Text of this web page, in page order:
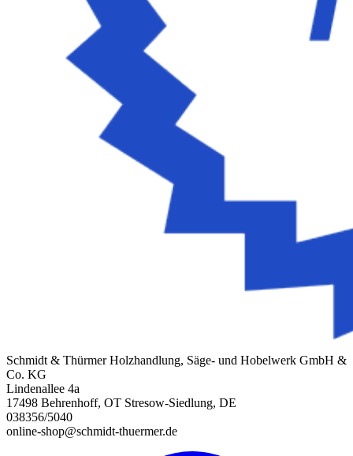
Schmidt & Thürmer Holzhandlung, Säge- und Hobelwerk GmbH &
Co. KG
Lindenallee 4a
17498 Behrenhoff, OT Stresow-Siedlung, DE
038356/5040
online-shop@schmidt-thuermer.de